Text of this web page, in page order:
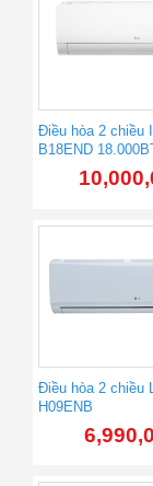
Điều hòa 2 chiều
B18END
Điều hòa 2 chiều
H09ENB